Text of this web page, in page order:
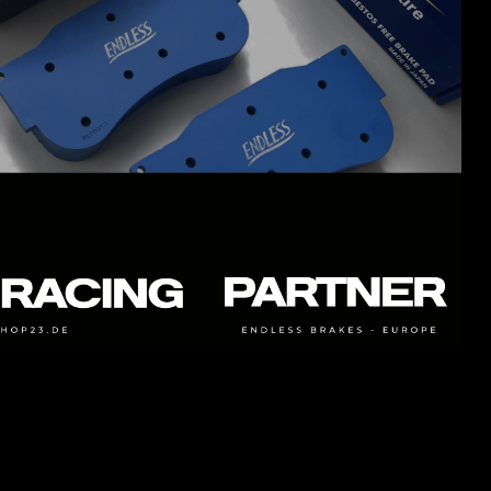
FÜR HÄRTERE TRACKDAYS UND RACING. NUR
BEDINGT FÜR DEN STRAßENEINSATZ GEEIGNET
- ME22
ist eine Weiterentwicklung des beliebten ME20-
Compounds mit grundlegend gleichen Eigenschaften wie
ME20. ME22 arbeitet nach unseren Erfahrungen etwas
Rallyesport entwickelt wurde. Pedalgefühl und Bremswirkung